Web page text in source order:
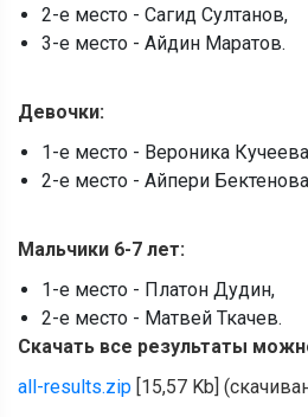
2-е место - Сагид Султанов,
3-е место - Айдин Маратов.
Девочки:
1-е место - Вероника
2-е место - Айпери
Мальчики 6-7 лет:
1-е место - Платон Дудин,
2-е место - Матвей Ткачев.
Скачать все результаты
all-results.zip [15,57 Kb]